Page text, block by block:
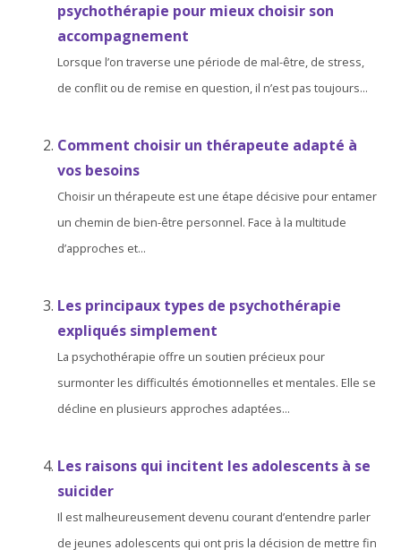
psychothérapie pour mieux choisir son
accompagnement
Lorsque l’on traverse une période de mal-être, de stress,
de conflit ou de remise en question, il n’est pas toujours...
Comment choisir un thérapeute adapté à
vos besoins
Choisir un thérapeute est une étape décisive pour entamer
un chemin de bien-être personnel. Face à la multitude
d’approches et...
Les principaux types de psychothérapie
expliqués simplement
La psychothérapie offre un soutien précieux pour
surmonter les difficultés émotionnelles et mentales. Elle se
décline en plusieurs approches adaptées...
Les raisons qui incitent les adolescents à se
suicider
Il est malheureusement devenu courant d’entendre parler
de jeunes adolescents qui ont pris la décision de mettre fin